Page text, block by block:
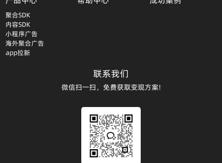
聚合SDK
内容SDK
小程序广告
海外聚合广告
app拉新
联系我们
微信扫一扫，免费获取变现方案!